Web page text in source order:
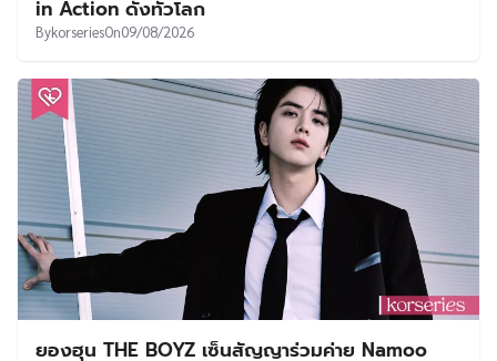
in Action ดังทั่วโลก
BykorseriesOn09/08/2026
ยองฮุน THE BOYZ เซ็นสัญญาร่วมค่าย Namoo